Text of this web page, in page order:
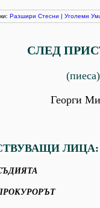
Разшири Стесни | Уголеми
СЛЕД
(пиеса)
Георги
ЛИЦА: